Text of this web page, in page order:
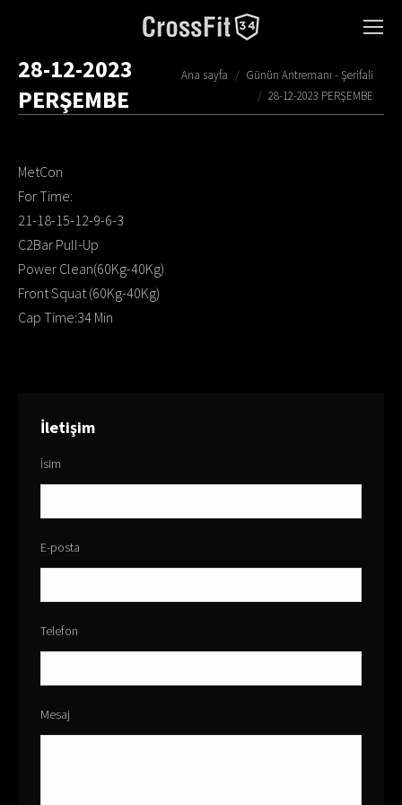
28-12-2023
PERŞEMBE
You are here:
Ana sayfa
Günün Antremanı - Şerifali
28-12-2023 PERŞEMBE
MetCon
For Time:
21-18-15-12-9-6-3
C2Bar Pull-Up
Power Clean(60Kg-40Kg)
Front Squat (60Kg-40Kg)
Cap Time:34 Min
İletişim
İsim
E-posta
Telefon
Mesaj